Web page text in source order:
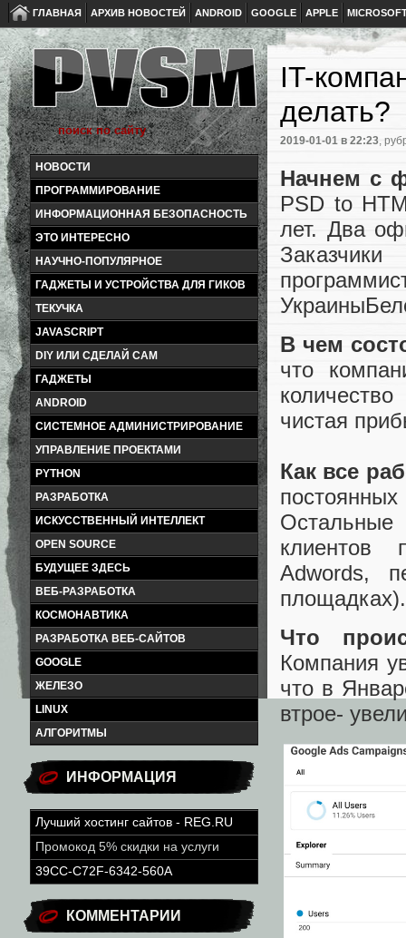
ГЛАВНАЯ АРХИВ НОВОСТЕЙ ANDROID GOOGLE APPLE
НОВОСТИ
ПРОГРАММИРОВАНИЕ
ИНФОРМАЦИОННАЯ БЕЗОПАСНОСТЬ
ЭТО ИНТЕРЕСНО
НАУЧНО-ПОПУЛЯРНОЕ
ГАДЖЕТЫ И УСТРОЙСТВА ДЛЯ ГИКОВ
ТЕКУЧКА
JAVASCRIPT
DIY ИЛИ СДЕЛАЙ САМ
ГАДЖЕТЫ
ANDROID
СИСТЕМНОЕ АДМИНИСТРИРОВАНИЕ
УПРАВЛЕНИЕ ПРОЕКТАМИ
PYTHON
РАЗРАБОТКА
ИСКУССТВЕННЫЙ ИНТЕЛЛЕКТ
OPEN SOURCE
БУДУЩЕЕ ЗДЕСЬ
ВЕБ-РАЗРАБОТКА
КОСМОНАВТИКА
РАЗРАБОТКА ВЕБ-САЙТОВ
GOOGLE
ЖЕЛЕЗО
LINUX
АЛГОРИТМЫ
ИНФОРМАЦИЯ
Лучший хостинг сайтов - REG.RU
Промокод 5% скидки на услуги
39CC-C72F-6342-560A
КОММЕНТАРИИ
IT-
делать?
2019-01-01 в 22:23,
Начнем с
PSD to
лет. Два
В чем
что
чистая
Как все
клиентов
Adwords,
площадках).
Что
Компания
что в
втрое-